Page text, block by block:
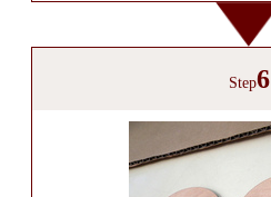
Step6